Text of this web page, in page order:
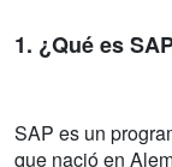
1. ¿Qué es
SAP es un
que nació en